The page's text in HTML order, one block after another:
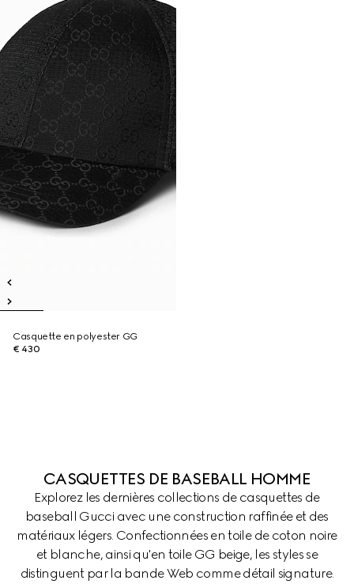
Casquette en polyester GG
€ 430
CASQUETTES DE BASEBALL HOMME
Explorez les dernières collections de casquettes de
baseball Gucci avec une construction raffinée et des
matériaux légers. Confectionnées en toile de coton noire
et blanche, ainsi qu'en toile GG beige, les styles se
distinguent par la bande Web comme détail signature.